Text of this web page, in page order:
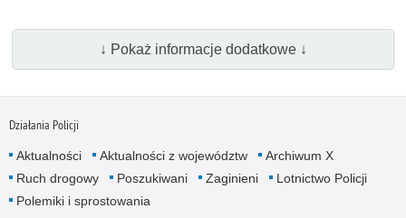
↓ Pokaż informacje dodatkowe ↓
Działania Policji
Aktualności Aktualności z województw
Archiwum X
Ruch drogowy
Poszukiwani Zaginieni
Lotnictwo Policji
Polemiki i sprostowania